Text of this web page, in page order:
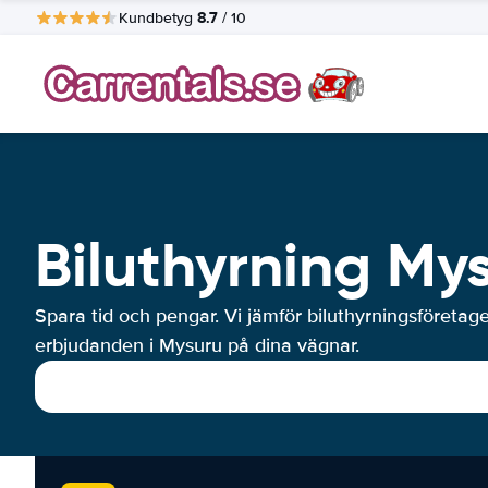
Kundbetyg 8.7 / 10
Biluthyrning
Spara tid och pengar. Vi jämför
erbjudanden i Mysuru på dina vägnar.